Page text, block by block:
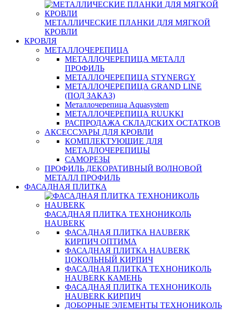
МЕТАЛЛИЧЕСКИЕ ПЛАНКИ ДЛЯ МЯГКОЙ
КРОВЛИ
КРОВЛЯ
МЕТАЛЛОЧЕРЕПИЦА
МЕТАЛЛОЧЕРЕПИЦА МЕТАЛЛ
ПРОФИЛЬ
МЕТАЛЛОЧЕРЕПИЦА STYNERGY
МЕТАЛЛОЧЕРЕПИЦА GRAND LINE
(ПОД ЗАКАЗ)
Металлочерепица Aquasystem
МЕТАЛЛОЧЕРЕПИЦА RUUKKI
РАСПРОДАЖА СКЛАДСКИХ ОСТАТКОВ
АКСЕССУАРЫ ДЛЯ КРОВЛИ
КОМПЛЕКТУЮЩИЕ ДЛЯ
МЕТАЛЛОЧЕРЕПИЦЫ
САМОРЕЗЫ
ПРОФИЛЬ ДЕКОРАТИВНЫЙ ВОЛНОВОЙ
МЕТАЛЛ ПРОФИЛЬ
ФАСАДНАЯ ПЛИТКА
ФАСАДНАЯ ПЛИТКА ТЕХНОНИКОЛЬ
HAUBERK
ФАСАДНАЯ ПЛИТКА HAUBERK
КИРПИЧ ОПТИМА
ФАСАДНАЯ ПЛИТКА HAUBERK
ЦОКОЛЬНЫЙ КИРПИЧ
ФАСАДНАЯ ПЛИТКА ТЕХНОНИКОЛЬ
HAUBERK КАМЕНЬ
ФАСАДНАЯ ПЛИТКА ТЕХНОНИКОЛЬ
HAUBERK КИРПИЧ
ДОБОРНЫЕ ЭЛЕМЕНТЫ ТЕХНОНИКОЛЬ